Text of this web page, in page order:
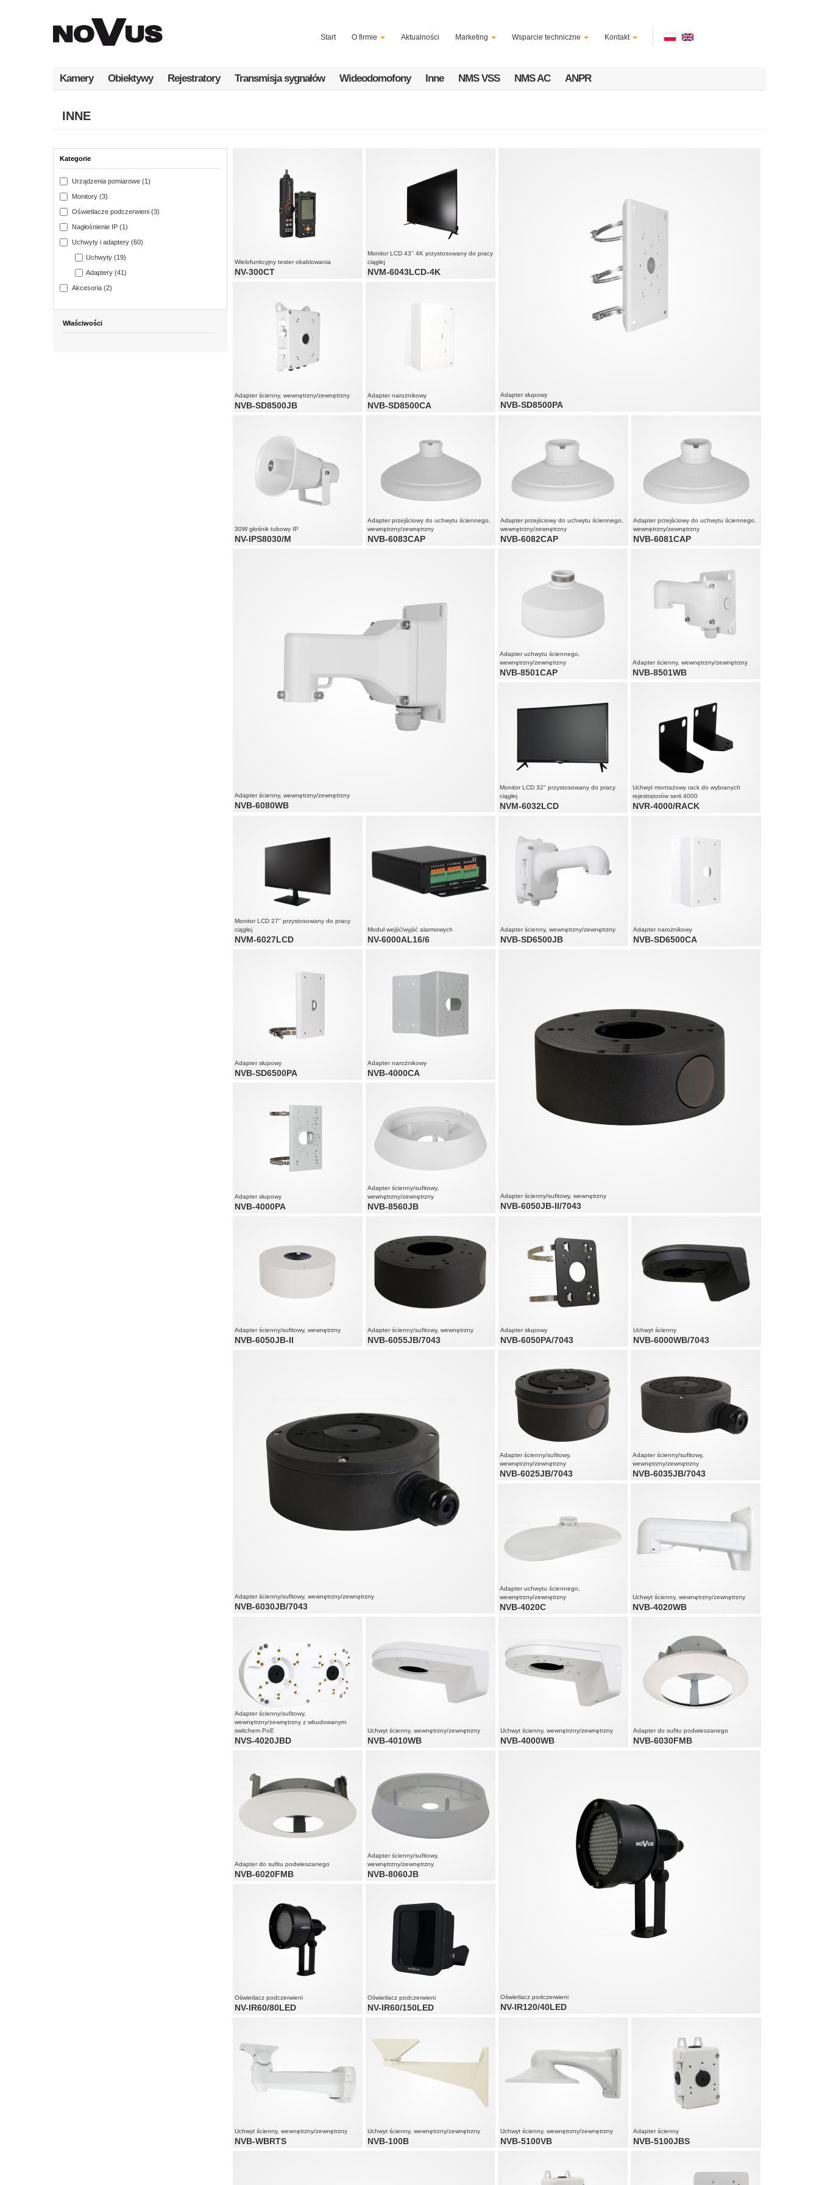
Start O firmie Aktualności Marketing Wsparcie techniczne Kontakt
Kamery Obiektywy Rejestratory Transmisja sygnałów Wideodomofony Inne NMS VSS NMS AC ANPR
INNE
Kategorie
Urządzenia pomiarowe (1)
Monitory (3)
Oświetlacze podczerwieni (3)
Nagłośnienie IP (1)
Uchwyty i adaptery (60)
Uchwyty (19)
Adaptery (41)
Akcesoria (2)
Właściwości
Wielofunkcyjny tester okablowania
NV-300CT
Monitor LCD 43'' 4K przystosowany do pracy
ciągłej
NVM-6043LCD-4K
Adapter ścienny, wewnętrzny/zewnętrzny
NVB-SD8500JB
Adapter narożnikowy
NVB-SD8500CA
Adapter słupowy
NVB-SD8500PA
30W głośnik tubowy IP
NV-IPS8030/M
Adapter przejściowy do uchwytu ściennego,
wewnętrzny/zewnętrzny
NVB-6083CAP
Adapter przejściowy do uchwytu ściennego,
wewnętrzny/zewnętrzny
NVB-6082CAP
Adapter przejściowy do uchwytu ściennego,
wewnętrzny/zewnętrzny
NVB-6081CAP
Adapter ścienny, wewnętrzny/zewnętrzny
NVB-6080WB
Adapter uchwytu ściennego,
wewnętrzny/zewnętrzny
NVB-8501CAP
Adapter ścienny, wewnętrzny/zewnętrzny
NVB-8501WB
Monitor LCD 32'' przystosowany do pracy
ciągłej
NVM-6032LCD
rozmyciu dynamicznych partii obrazu
Uchwyt montażowy rack do wybranych
rejestratorów serii 4000
NVR-4000/RACK
Monitor LCD 27'' przystosowany do pracy
ciągłej
NVM-6027LCD
rozmyciu dynamicznych partii obrazu
Moduł wejść/wyjść alarmowych
NV-6000AL16/6
Adapter ścienny, wewnętrzny/zewnętrzny
NVB-SD6500JB
Adapter narożnikowy
NVB-SD6500CA
Adapter słupowy
NVB-SD6500PA
Adapter narożnikowy
NVB-4000CA
Adapter słupowy
NVB-4000PA
Adapter ścienny/sufitowy,
wewnętrzny/zewnętrzny
NVB-8560JB
Adapter ścienny/sufitowy, wewnętrzny
NVB-6050JB-II/7043
Adapter ścienny/sufitowy, wewnętrzny
NVB-6050JB-II
Adapter ścienny/sufitowy, wewnętrzny
NVB-6055JB/7043
Adapter słupowy
NVB-6050PA/7043
Uchwyt ścienny
NVB-6000WB/7043
Adapter ścienny/sufitowy, wewnętrzny/zewnętrzny
NVB-6030JB/7043
Adapter ścienny/sufitowy,
wewnętrzny/zewnętrzny
NVB-6025JB/7043
Adapter ścienny/sufitowy,
wewnętrzny/zewnętrzny
NVB-6035JB/7043
Adapter uchwytu ściennego,
wewnętrzny/zewnętrzny
NVB-4020C
Uchwyt ścienny, wewnętrzny/zewnętrzny
NVB-4020WB
Adapter ścienny/sufitowy,
wewnętrzny/zewnętrzny z wbudowanym
switchem PoE
NVS-4020JBD
Uchwyt ścienny, wewnętrzny/zewnętrzny
NVB-4010WB
Uchwyt ścienny, wewnętrzny/zewnętrzny
NVB-4000WB
Adapter do sufitu podwieszanego
NVB-6030FMB
Adapter do sufitu podwieszanego
NVB-6020FMB
Adapter ścienny/sufitowy,
wewnętrzny/zewnętrzny
NVB-8060JB
Oświetlacz podczerwieni
NV-IR60/80LED
Oświetlacz podczerwieni
NV-IR60/150LED
Oświetlacz podczerwieni
NV-IR120/40LED
Uchwyt ścienny, wewnętrzny/zewnętrzny
NVB-WBRTS
Uchwyt ścienny, wewnętrzny/zewnętrzny
NVB-100B
Uchwyt ścienny, wewnętrzny/zewnętrzny
NVB-5100VB
Adapter ścienny
NVB-5100JBS